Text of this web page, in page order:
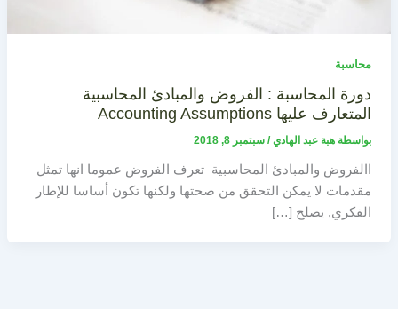
محاسبة
دورة المحاسبة : الفروض والمبادئ المحاسبية
المتعارف عليها Accounting Assumptions
بواسطة هبة عبد الهادي/ سبتمبر 8, 2018
االفروض والمبادئ المحاسبية تعرف الفروض عموما انها تمثل
مقدمات لا يمكن التحقق من صحتها ولكنها تكون أساسا للإطار
الفكري, يصلح […]